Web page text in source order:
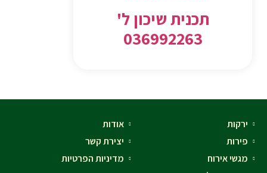
תכנית שיכון ל'
036992263
ירקות
פירות
מגשי אירוח
אודות
יצירת קשר
מדיניות הפרטיות